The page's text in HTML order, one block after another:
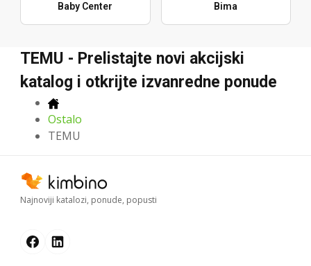
Baby Center Bima
TEMU - Prelistajte novi akcijski
katalog i otkrijte izvanredne ponude
Ostalo
TEMU
Najnoviji katalozi, ponude, popusti